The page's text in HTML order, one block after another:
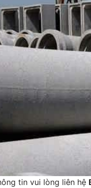
tin vui lòng liên hệ